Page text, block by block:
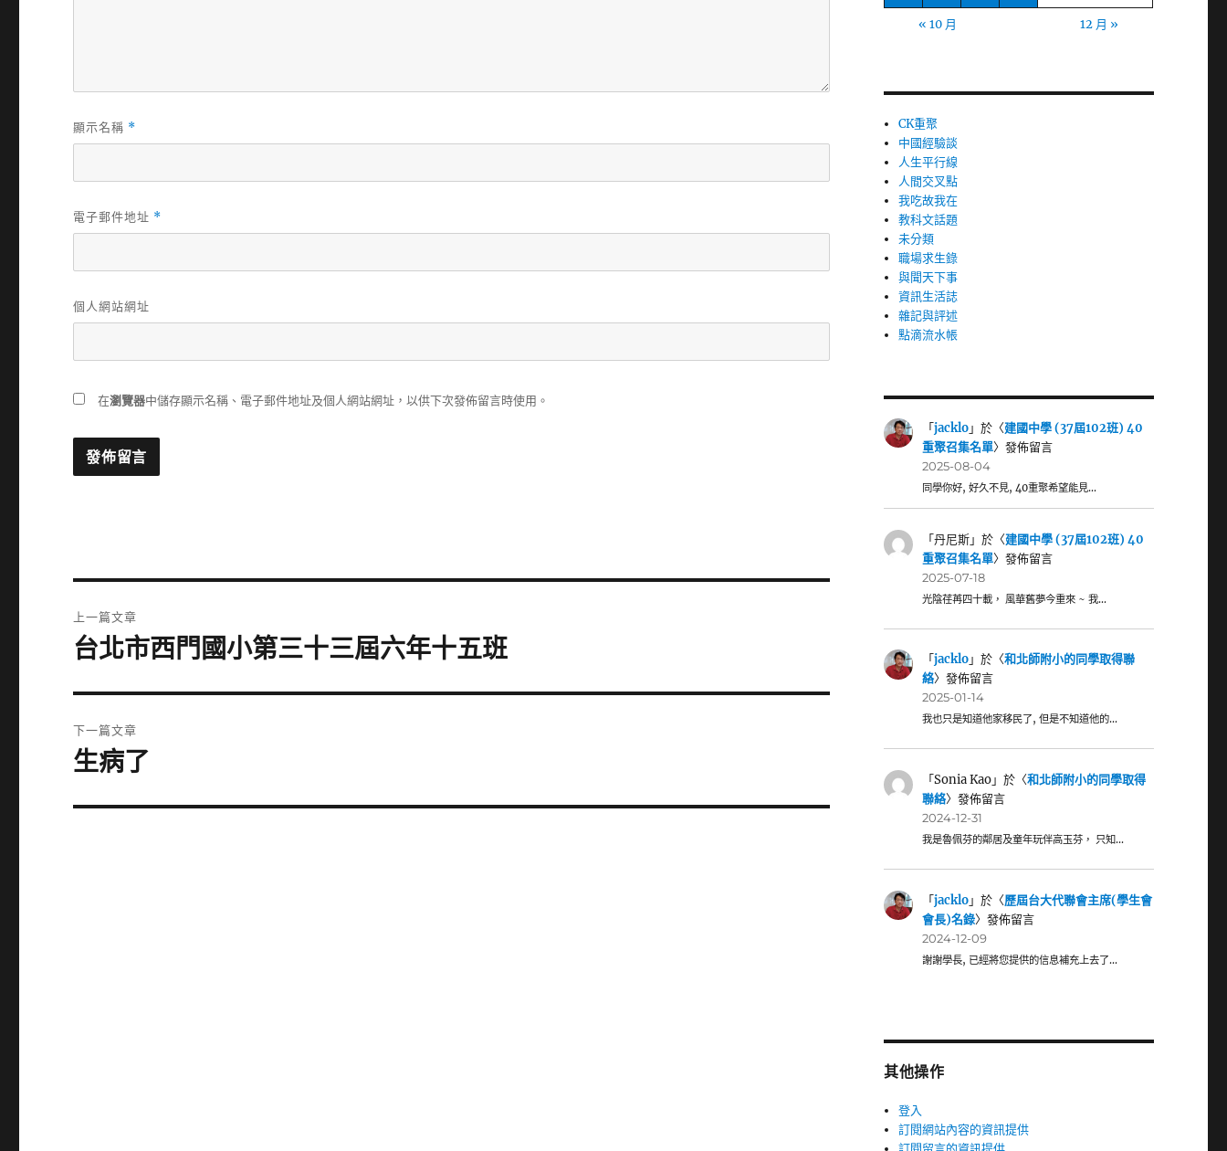
顯示名稱 *
電子郵件地址 *
個人網站網址
在瀏覽器中儲存顯示名稱、電子郵件地址及個人網站網址，以供下次發佈留言時使用。
章
上一篇文章
上
篇
文
章:
台北市西門國小第三十三屆六年十五班
下一篇文章
下
篇
生病了
« 10 月 12 月 »
CK重聚
中國經驗談
人生平行線
人間交叉點
我吃故我在
教科文話題
未分類
職場求生錄
與聞天下事
資訊生活誌
雜記與評述
點滴流水帳
「jacklo」於〈建國中學 (37屆102班) 40
重聚召集名單〉發佈留言
2025-08-04
同學你好, 好久不見, 40重聚希望能見…
「丹尼斯」於〈建國中學 (37屆102班) 40
重聚召集名單〉發佈留言
2025-07-18
光陰荏苒四十載， 風華舊夢今重來 ~ 我…
「jacklo」於〈和北師附小的同學取得聯
絡〉發佈留言
2025-01-14
我也只是知道他家移民了, 但是不知道他的…
「Sonia Kao」於〈和北師附小的同學取得
聯絡〉發佈留言
2024-12-31
我是魯佩芬的鄰居及童年玩伴高玉芬， 只知…
「jacklo」於〈歷屆台大代聯會主席(學生會
會長)名錄〉發佈留言
2024-12-09
謝謝學長, 已經將您提供的信息補充上去了…
其他操作
登入
訂閱網站內容的資訊提供